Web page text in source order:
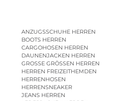
ANZUGSSCHUHE HERREN
BOOTS HERREN
CARGOHOSEN HERREN
DAUNENJACKEN HERREN
GROSSE GRÖSSEN HERREN
HERREN FREIZEITHEMDEN
HERRENHOSEN
HERRENSNEAKER
JEANS HERREN